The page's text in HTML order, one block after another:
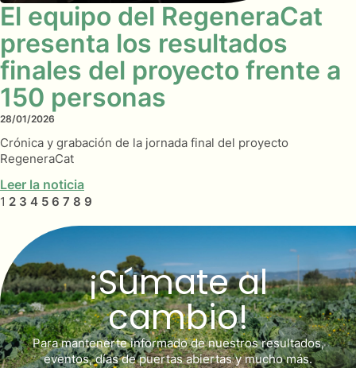
El equipo del RegeneraCat
presenta los resultados
finales del proyecto frente a
150 personas
28/01/2026
Crónica y grabación de la jornada final del proyecto
RegeneraCat
Leer la noticia
1 2 3 4 5 6 7 8 9
¡Súmate al
cambio!
Para mantenerte informado de nuestros resultados,
eventos, días de puertas abiertas y mucho más.